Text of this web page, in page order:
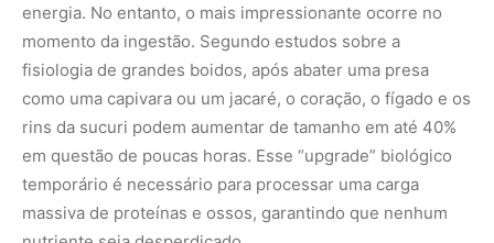
energia. No entanto, o mais impressionante ocorre no
momento da ingestão. Segundo estudos sobre a
fisiologia de grandes boidos, após abater uma presa
como uma capivara ou um jacaré, o coração, o fígado e os
rins da sucuri podem aumentar de tamanho em até 40%
em questão de poucas horas. Esse “upgrade” biológico
temporário é necessário para processar uma carga
massiva de proteínas e ossos, garantindo que nenhum